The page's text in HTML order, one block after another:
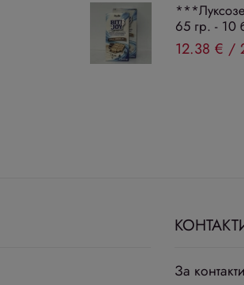
65 гр. - 10
12.38 € /
За контакти